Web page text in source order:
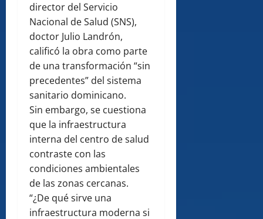
director del Servicio
Nacional de Salud (SNS),
doctor Julio Landrón,
calificó la obra como parte
de una transformación “sin
precedentes” del sistema
sanitario dominicano.
Sin embargo, se cuestiona
que la infraestructura
interna del centro de salud
contraste con las
condiciones ambientales
de las zonas cercanas.
“¿De qué sirve una
infraestructura moderna si